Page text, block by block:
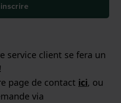
service client se fera un
page de contact ici, ou
via